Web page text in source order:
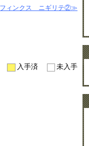
フィンクス ニギリテ②≫
入手済 未入手